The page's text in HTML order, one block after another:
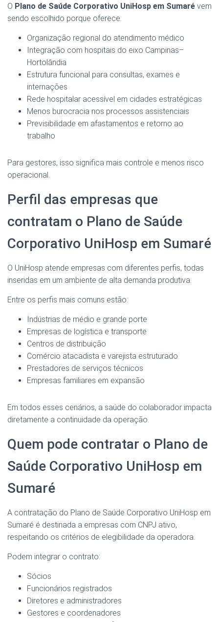
O Plano de Saúde Corporativo UniHosp em Sumaré vem
sendo escolhido porque oferece:
Organização regional do atendimento médico
Integração com hospitais do eixo Campinas–
Hortolândia
Estrutura funcional para consultas, exames e
internações
Rede hospitalar acessível em cidades estratégicas
Menos burocracia nos processos assistenciais
Previsibilidade em afastamentos e retorno ao
trabalho
Para gestores, isso significa mais controle e menos risco
operacional.
Perfil das empresas que
contratam o Plano de Saúde
Corporativo UniHosp em Sumaré
O UniHosp atende empresas com diferentes perfis, todas
inseridas em um ambiente de alta demanda produtiva.
Entre os perfis mais comuns estão:
Indústrias de médio e grande porte
Empresas de logística e transporte
Centros de distribuição
Comércio atacadista e varejista estruturado
Prestadores de serviços técnicos
Empresas familiares em expansão
Em todos esses cenários, a saúde do colaborador impacta
diretamente a continuidade da operação.
Quem pode contratar o Plano de
Saúde Corporativo UniHosp em
Sumaré
A contratação do Plano de Saúde Corporativo UniHosp em
Sumaré é destinada a empresas com CNPJ ativo,
respeitando os critérios de elegibilidade da operadora.
Podem integrar o contrato:
Sócios
Funcionários registrados
Diretores e administradores
Gestores e coordenadores